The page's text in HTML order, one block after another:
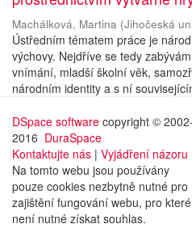
Machálková, Martina (Jihočeská
Ústředním tématem práce je
výchovy. Nejdříve se tedy
vnímání, mladší školní věk,
národním identity a s ní
DSpace software copyright © 2002-
2016 DuraSpace
Kontaktujte nás | Vyjádření názoru
Na tomto webu jsou používány
pouze cookies nezbytně nutné pro
zajištění fungování webu, pro které
není nutné získat souhlas.